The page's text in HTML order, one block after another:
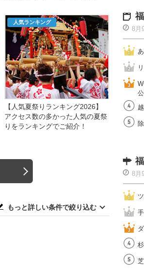
人気ランキング
【人気夏祭りランキング2026】
アクセス数の多かった人気の夏祭
りをランキングでご紹介！
もっと詳しい条件で絞り込む
8月
8月